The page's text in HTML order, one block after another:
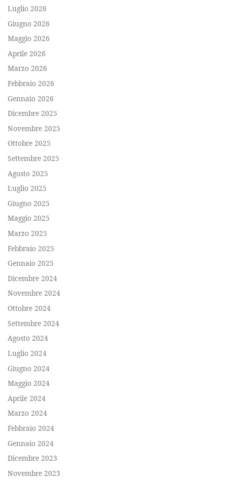
Luglio 2026
Giugno 2026
Maggio 2026
Aprile 2026
Marzo 2026
Febbraio 2026
Gennaio 2026
Dicembre 2025
Novembre 2025
Ottobre 2025
Settembre 2025
Agosto 2025
Luglio 2025
Giugno 2025
Maggio 2025
Marzo 2025
Febbraio 2025
Gennaio 2025
Dicembre 2024
Novembre 2024
Ottobre 2024
Settembre 2024
Agosto 2024
Luglio 2024
Giugno 2024
Maggio 2024
Aprile 2024
Marzo 2024
Febbraio 2024
Gennaio 2024
Dicembre 2023
Novembre 2023